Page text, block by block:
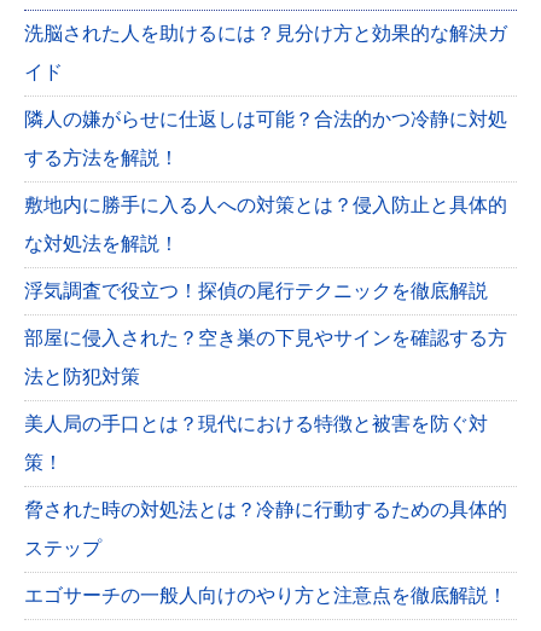
洗脳された人を助けるには？見分け方と効果的な解決ガ
イド
隣人の嫌がらせに仕返しは可能？合法的かつ冷静に対処
する方法を解説！
敷地内に勝手に入る人への対策とは？侵入防止と具体的
な対処法を解説！
浮気調査で役立つ！探偵の尾行テクニックを徹底解説
部屋に侵入された？空き巣の下見やサインを確認する方
法と防犯対策
美人局の手口とは？現代における特徴と被害を防ぐ対
策！
脅された時の対処法とは？冷静に行動するための具体的
ステップ
エゴサーチの一般人向けのやり方と注意点を徹底解説！